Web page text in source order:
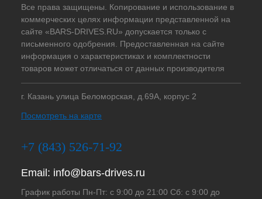
Все права защищены. Копирование и использование в
коммерческих целях информации представленной на
сайте «BARS-DRIVES.RU» допускается только с
письменного одобрения. Предоставленная на сайте
информация о характеристиках и комплектности
товаров может отличаться от данных производителя
г. Казань улица Беломорская, д.69А, корпус 2
Посмотреть на карте
+7 (843) 526-71-92
Email: info@bars-drives.ru
График работы Пн-Пт: с 9:00 до 21:00 Сб: с 9:00 до